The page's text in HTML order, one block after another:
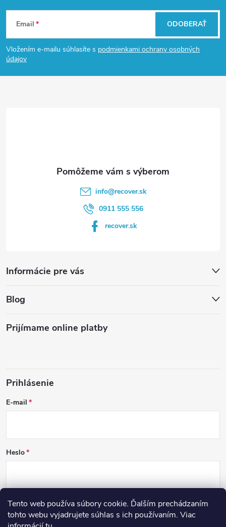
Tento web používa súbory cookie. Ďalším prechádzaním
tohto webu vyjadrujete súhlas s ich používaním. Viac
Z
á
p
Email
Vložením e-mailu súhlasíte s podmienkami ochrany osobných
údajov
ODOBERAŤ
info@recover.sk
0911 555 556
recover.sk
Informácie pre vás
Blog
Prijímame online platby
Prihlásenie
E-mail
Heslo
PRIHLÁSIŤ SA